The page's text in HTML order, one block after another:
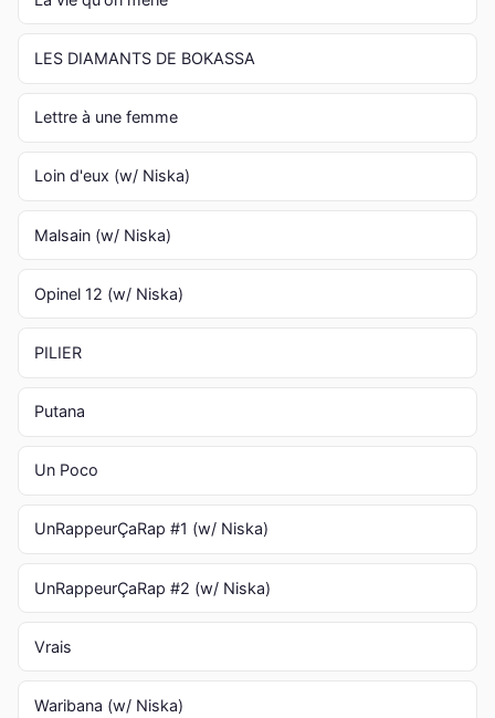
LES DIAMANTS DE BOKASSA
Lettre à une femme
Loin d'eux (w/ Niska)
Malsain (w/ Niska)
Opinel 12 (w/ Niska)
PILIER
Putana
Un Poco
UnRappeurÇaRap #1 (w/ Niska)
UnRappeurÇaRap #2 (w/ Niska)
Vrais
Waribana (w/ Niska)